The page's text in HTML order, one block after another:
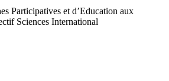
Participatives et d’Education aux
Sciences International